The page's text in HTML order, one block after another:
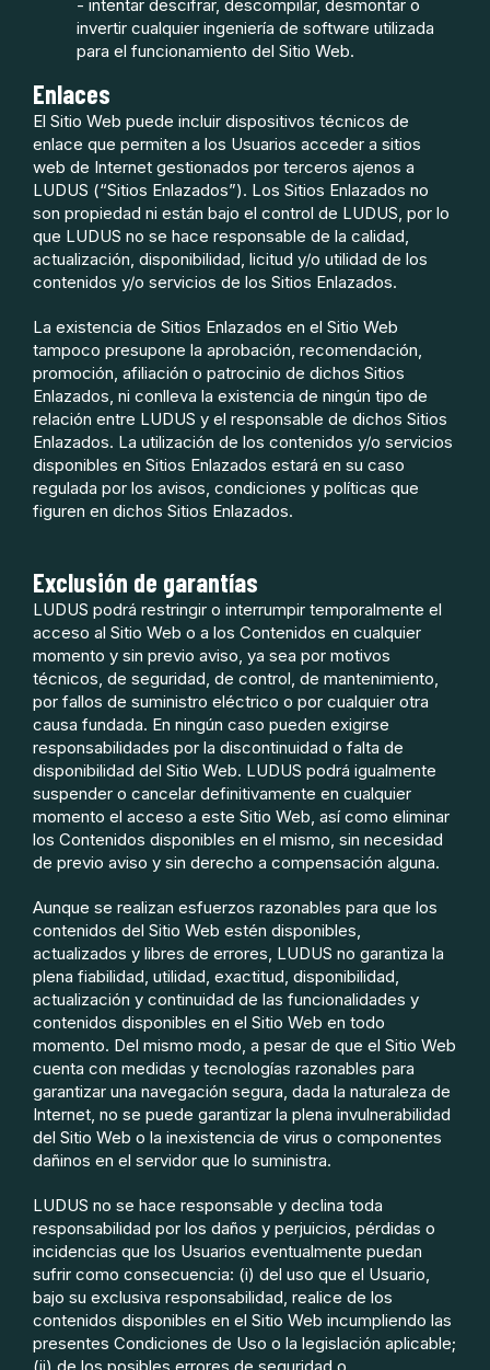
- intentar descifrar, descompilar, desmontar o
invertir cualquier ingeniería de software utilizada
para el funcionamiento del Sitio Web.
Enlaces
El Sitio Web puede incluir dispositivos técnicos de
enlace que permiten a los Usuarios acceder a sitios
web de Internet gestionados por terceros ajenos a
LUDUS (“Sitios Enlazados”). Los Sitios Enlazados no
son propiedad ni están bajo el control de LUDUS, por lo
que LUDUS no se hace responsable de la calidad,
actualización, disponibilidad, licitud y/o utilidad de los
contenidos y/o servicios de los Sitios Enlazados.
La existencia de Sitios Enlazados en el Sitio Web
tampoco presupone la aprobación, recomendación,
promoción, afiliación o patrocinio de dichos Sitios
Enlazados, ni conlleva la existencia de ningún tipo de
relación entre LUDUS y el responsable de dichos Sitios
Enlazados. La utilización de los contenidos y/o servicios
disponibles en Sitios Enlazados estará en su caso
regulada por los avisos, condiciones y políticas que
figuren en dichos Sitios Enlazados.
Exclusión de garantías
LUDUS podrá restringir o interrumpir temporalmente el
acceso al Sitio Web o a los Contenidos en cualquier
momento y sin previo aviso, ya sea por motivos
técnicos, de seguridad, de control, de mantenimiento,
por fallos de suministro eléctrico o por cualquier otra
causa fundada. En ningún caso pueden exigirse
responsabilidades por la discontinuidad o falta de
disponibilidad del Sitio Web. LUDUS podrá igualmente
suspender o cancelar definitivamente en cualquier
momento el acceso a este Sitio Web, así como eliminar
los Contenidos disponibles en el mismo, sin necesidad
de previo aviso y sin derecho a compensación alguna.
Aunque se realizan esfuerzos razonables para que los
contenidos del Sitio Web estén disponibles,
actualizados y libres de errores, LUDUS no garantiza la
plena fiabilidad, utilidad, exactitud, disponibilidad,
actualización y continuidad de las funcionalidades y
contenidos disponibles en el Sitio Web en todo
momento. Del mismo modo, a pesar de que el Sitio Web
cuenta con medidas y tecnologías razonables para
garantizar una navegación segura, dada la naturaleza de
Internet, no se puede garantizar la plena invulnerabilidad
del Sitio Web o la inexistencia de virus o componentes
dañinos en el servidor que lo suministra.
LUDUS no se hace responsable y declina toda
responsabilidad por los daños y perjuicios, pérdidas o
incidencias que los Usuarios eventualmente puedan
sufrir como consecuencia: (i) del uso que el Usuario,
bajo su exclusiva responsabilidad, realice de los
contenidos disponibles en el Sitio Web incumpliendo las
presentes Condiciones de Uso o la legislación aplicable;